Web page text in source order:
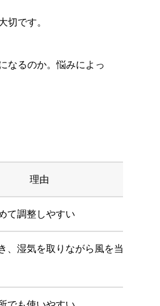
切です。
なるのか。悩みによっ
理由
て調整しやすい
、湿気を取りながら風を当てられ